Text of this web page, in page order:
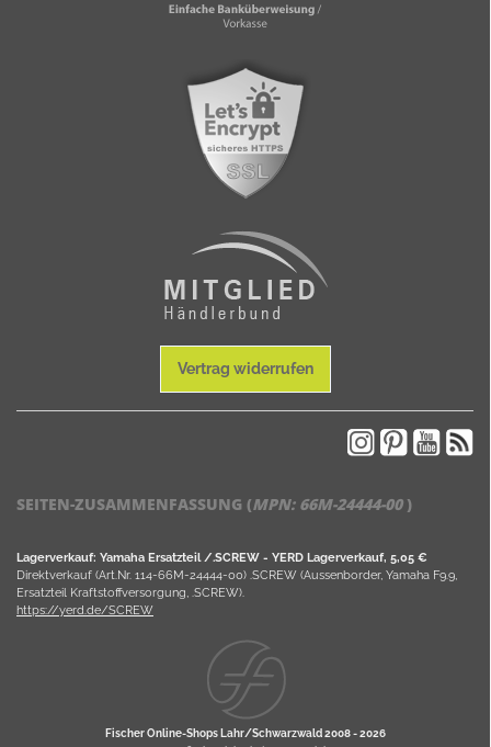
Vertrag widerrufen
SEITEN-ZUSAMMENFASSUNG (MPN: 66M-24444-00)
Lagerverkauf: Yamaha Ersatzteil /.SCREW - YERD Lagerverkauf, 5,05 €
Direktverkauf (Art.Nr. 114-66M-24444-00) .SCREW (Aussenborder, Yamaha F9.9,
Ersatzteil Kraftstoffversorgung, .SCREW).
https://yerd.de/SCREW
Fischer Online-Shops Lahr/Schwarzwald 2008 -2026